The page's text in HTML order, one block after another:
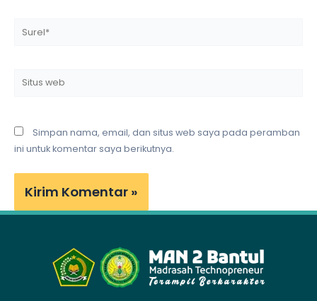
Situs
Simpan nama, email, dan situs web saya pada peramban
ini untuk komentar saya berikutnya.